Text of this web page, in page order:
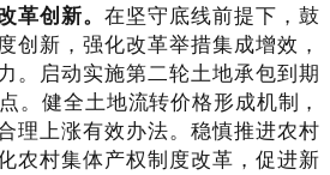
革创新。在坚守底线前提下，鼓
创新，强化改革举措集成增效，
。启动实施第二轮土地承包到期
。健全土地流转价格形成机制，
理上涨有效办法。稳慎推进农村
农村集体产权制度改革，促进新